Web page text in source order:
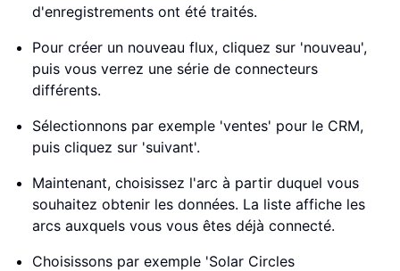
d'enregistrements ont été traités.
Pour créer un nouveau flux, cliquez sur 'nouveau',
puis vous verrez une série de connecteurs
différents.
Sélectionnons par exemple 'ventes' pour le CRM,
puis cliquez sur 'suivant'.
Maintenant, choisissez l'arc à partir duquel vous
souhaitez obtenir les données. La liste affiche les
arcs auxquels vous vous êtes déjà connecté.
Choisissons par exemple 'Solar Circles